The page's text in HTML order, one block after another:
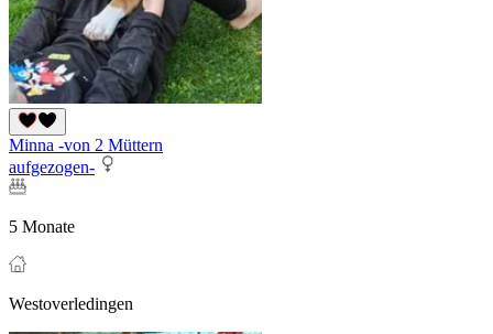
Minna -von 2 Müttern
aufgezogen-
5 Monate
Westoverledingen